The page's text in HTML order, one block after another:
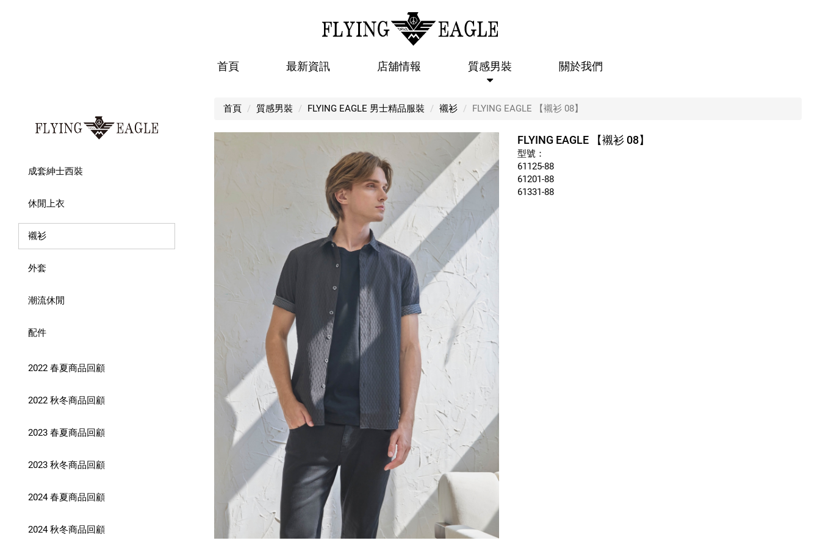
首頁 最新資訊 店舖情報 質感男裝 關於我們
成套紳士西裝
休閒上衣
襯衫
外套
潮流休閒
配件
2022 春夏商品回顧
2022 秋冬商品回顧
2023 春夏商品回顧
2023 秋冬商品回顧
2024 春夏商品回顧
2024 秋冬商品回顧
首頁 質感男裝 FLYING EAGLE 男士精品服裝 襯衫 FLYING EAGLE 【襯衫 08】
FLYING EAGLE 【襯衫 08】
型號：
61125-88
61201-88
61331-88